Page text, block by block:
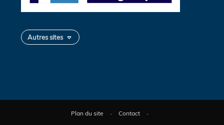
Autres sites
Plan du site Contact